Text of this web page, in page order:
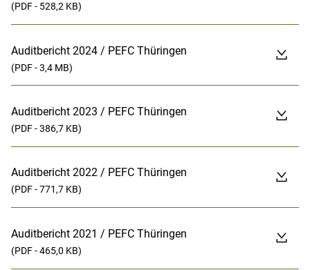
(PDF - 528,2 KB)
Auditbericht 2024 / PEFC Thüringen
(PDF - 3,4 MB)
Auditbericht 2023 / PEFC Thüringen
(PDF - 386,7 KB)
Auditbericht 2022 / PEFC Thüringen
(PDF - 771,7 KB)
Auditbericht 2021 / PEFC Thüringen
(PDF - 465,0 KB)